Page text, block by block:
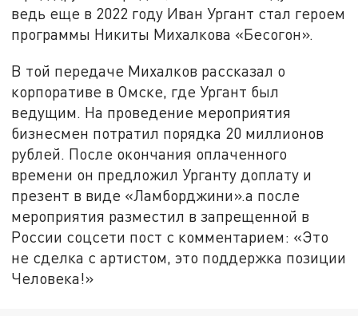
ведь еще в 2022 году Иван Ургант стал героем
программы Никиты Михалкова «Бесогон».
В той передаче Михалков рассказал о
корпоративе в Омске, где Ургант был
ведущим. На проведение мероприятия
бизнесмен потратил порядка 20 миллионов
рублей. После окончания оплаченного
времени он предложил Урганту доплату и
презент в виде «Ламборджини».а после
мероприятия разместил в запрещенной в
России соцсети пост с комментарием: «Это
не сделка с артистом, это поддержка позиции
Человека!»